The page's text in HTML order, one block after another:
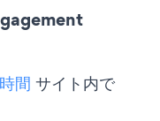
間 サイト内で